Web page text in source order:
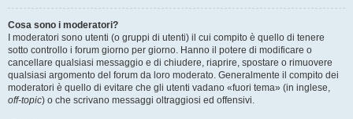
Cosa sono i moderatori?
I moderatori sono utenti (o gruppi di utenti) il cui compito è quello di tenere
sotto controllo i forum giorno per giorno. Hanno il potere di modificare o
cancellare qualsiasi messaggio e di chiudere, riaprire, spostare o rimuovere
qualsiasi argomento del forum da loro moderato. Generalmente il compito dei
moderatori è quello di evitare che gli utenti vadano «fuori tema» (in inglese,
off-topic) o che scrivano messaggi oltraggiosi ed offensivi.